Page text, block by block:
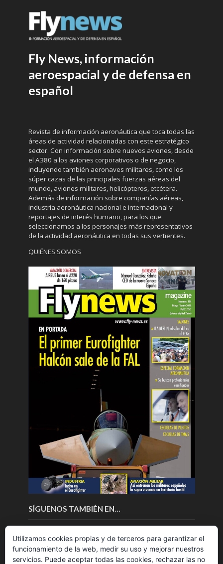
Fly News, información
aeroespacial y de defensa en
español
Revista de información aeronáutica que toca todas las
áreas de actividad relacionadas con este estratégico
sector. Con información sobre nuevos aviones, desde
el A380 a los aviones corporativos o de negocio,
incluyendo también aeronaves militares, como los
súper cazas de las principales fuerzas aéreas del
mundo, aviones militares, helicópteros, etcétera.
Además de información sobre compañías aéreas,
industria aeronáutica nacional e internacional y
reportajes de interés humano, para los que
seleccionamos a los personajes más representativos
de la actividad aeronáutica en todas sus vertientes.
QUIÉNES SOMOS
SÍGUENOS TAMBIÉN EN…
Utilizamos cookies propias y de terceros para garantizar el
funcionamiento de la web, medir su uso y mejorar nuestros
servicios. Puede aceptar todas las cookies, rechazar las no